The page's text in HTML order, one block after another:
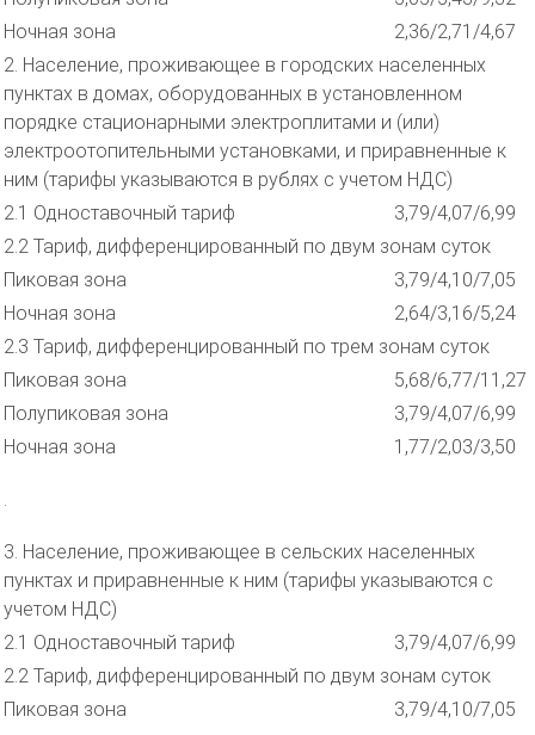
Ночная зона
2,36/2,71/4,67
2. Население, проживающее в городских населенных
пунктах в домах, оборудованных в установленном
порядке стационарными электроплитами и (или)
электроотопительными установками, и приравненные к
ним (тарифы указываются в рублях с учетом НДС)
2.1 Одноставочный тариф
3,79/4,07/6,99
2.2 Тариф, дифференцированный по двум зонам суток
Пиковая зона
3,79/4,10/7,05
Ночная зона
2,64/3,16/5,24
2.3 Тариф, дифференцированный по трем зонам суток
Пиковая зона
5,68/6,77/11,27
Полупиковая зона
3,79/4,07/6,99
Ночная зона
1,77/2,03/3,50
.
3. Население, проживающее в сельских населенных
пунктах и приравненные к ним (тарифы указываются с
учетом НДС)
2.1 Одноставочный тариф
3,79/4,07/6,99
2.2 Тариф, дифференцированный по двум зонам суток
Пиковая зона
3,79/4,10/7,05